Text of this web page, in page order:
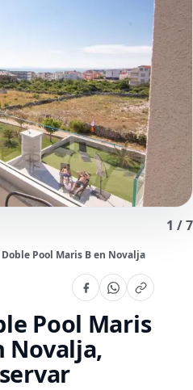
1 /7
Pool Maris B en Novalja
Pool Maris
Novalja,